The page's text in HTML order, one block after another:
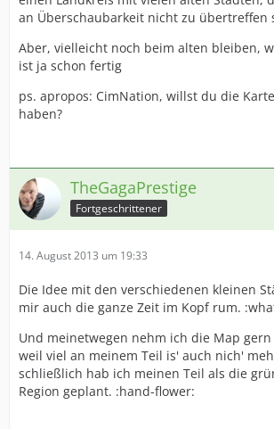
an Überschaubarkeit nicht zu übertreffen
Aber, vielleicht noch beim alten bleiben,
ist ja schon fertig
ps. apropos: CimNation, willst du die
haben?
TheGagaPrestige
Fortgeschrittener
14. August 2013 um 19:33
Die Idee mit den verschiedenen kleinen
mir auch die ganze Zeit im Kopf rum.
Und meinetwegen nehm ich die Map
weil viel an meinem Teil is' auch nich'
schließlich hab ich meinen Teil als die
Region geplant. :hand-flower: